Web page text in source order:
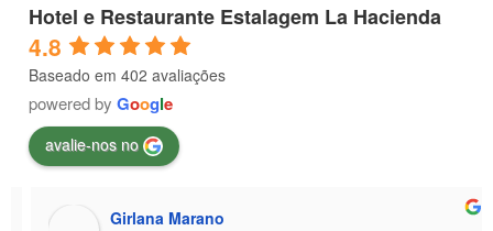
Hotel e Restaurante Estalagem La Hacienda
4.8
Baseado em 402 avaliações
powered by Google
avalie-nos no
Girlana Marano